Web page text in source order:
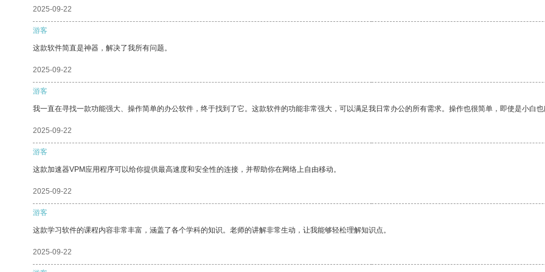
2025-09-22
游客
这款软件简直是神器，解决了我所有问题。
2025-09-22
游客
我一直在寻找一款功能强大、操作简单的办公软件，终于找到了它。这款软件的功能非常强大，可以满足我日常办公的所有需求。操作也很简单，即使是小白也
2025-09-22
游客
这款加速器VPM应用程序可以给你提供最高速度和安全性的连接，并帮助你在网络上自由移动。
2025-09-22
游客
这款学习软件的课程内容非常丰富，涵盖了各个学科的知识。老师的讲解非常生动，让我能够轻松理解知识点。
2025-09-22